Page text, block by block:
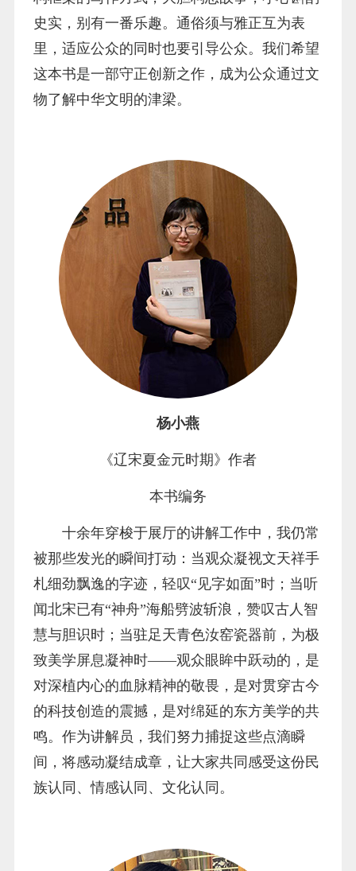
史实，别有一番乐趣。通俗须与雅正互为表
里，适应公众的同时也要引导公众。我们希望
这本书是一部守正创新之作，成为公众通过文
物了解中华文明的津梁。
杨小燕
《辽宋夏金元时期》作者
本书编务
十余年穿梭于展厅的讲解工作中，我仍常
被那些发光的瞬间打动：当观众凝视文天祥手
札细劲飘逸的字迹，轻叹“见字如面”时；当听
闻北宋已有“神舟”海船劈波斩浪，赞叹古人智
慧与胆识时；当驻足天青色汝窑瓷器前，为极
致美学屏息凝神时——观众眼眸中跃动的，是
对深植内心的血脉精神的敬畏，是对贯穿古今
的科技创造的震撼，是对绵延的东方美学的共
鸣。作为讲解员，我们努力捕捉这些点滴瞬
间，将感动凝结成章，让大家共同感受这份民
族认同、情感认同、文化认同。